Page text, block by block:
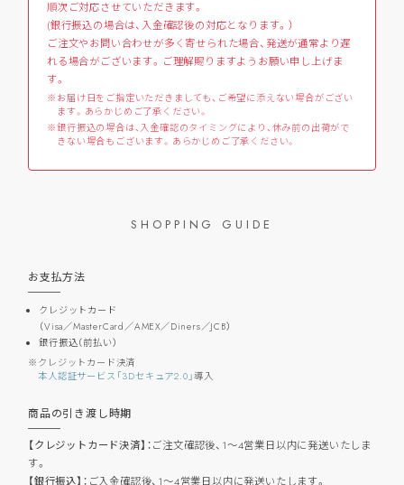
順次ご対応させていただきます。
(銀行振込の場合は、入金確認後の対応となります。）
ご注文やお問い合わせが多く寄せられた場合、発送が通常より遅
れる場合がございます。ご理解賜りますようお願い申し上げま
す。
お届け日をご指定いただきましても、ご希望に添えない場合がござい
ます。あらかじめご了承ください。
銀行振込の場合は、入金確認のタイミングにより、休み前の出荷がで
きない場合もございます。あらかじめご了承ください。
SHOPPING GUIDE
お支払方法
クレジットカード
（Visa／MasterCard／AMEX／Diners／JCB）
銀行振込（前払い）
クレジットカード決済
本人認証サービス「3Dセキュア2.0」導入
商品の引き渡し時期
【クレジットカード決済】：ご注文確認後、1～4営業日以内に発送いたしま
す。
【銀行振込】： ご入金確認後、1～4営業日以内に発送いたします。